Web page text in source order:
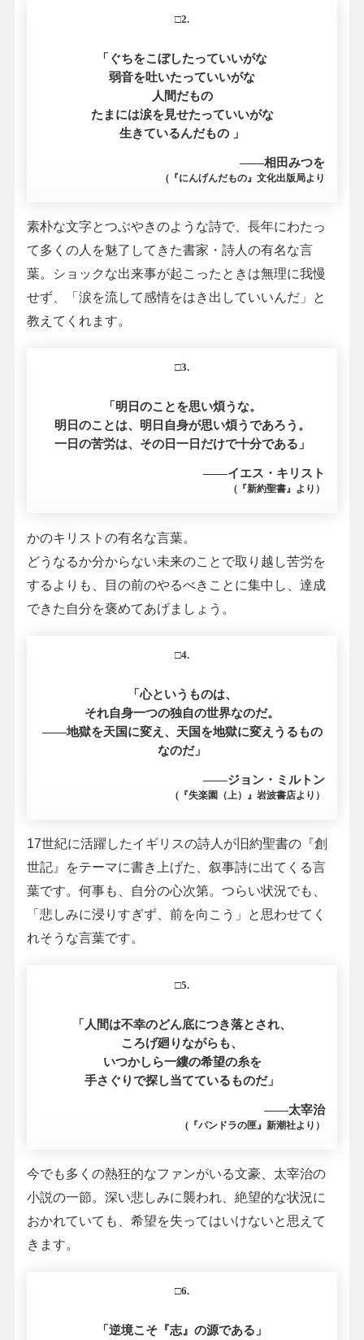
□2.
「ぐちをこぼしたっていいがな
弱音を吐いたっていいがな
人間だもの
たまには涙を見せたっていいがな
生きているんだもの 」
――相田みつを
(『にんげんだもの』文化出版局より
素朴な文字とつぶやきのような詩で、長年にわたっ
て多くの人を魅了してきた書家・詩人の有名な言
葉。ショックな出来事が起こったときは無理に我慢
せず、「涙を流して感情をはき出していいんだ」と
教えてくれます。
□3.
「明日のことを思い煩うな。
明日のことは、明日自身が思い煩うであろう。
一日の苦労は、その日一日だけで十分である」
――イエス・キリスト
(『新約聖書』より）
かのキリストの有名な言葉。
どうなるか分からない未来のことで取り越し苦労を
するよりも、目の前のやるべきことに集中し、達成
できた自分を褒めてあげましょう。
□4.
「心というものは、
それ自身一つの独自の世界なのだ。
――地獄を天国に変え、天国を地獄に変えうるもの
なのだ」
――ジョン・ミルトン
(『失楽園（上）』岩波書店より）
17世紀に活躍したイギリスの詩人が旧約聖書の『創
世記』をテーマに書き上げた、叙事詩に出てくる言
葉です。何事も、自分の心次第。つらい状況でも、
「悲しみに浸りすぎず、前を向こう」と思わせてく
れそうな言葉です。
□5.
「人間は不幸のどん底につき落とされ、
ころげ廻りながらも、
いつかしら一縷の希望の糸を
手さぐりで探し当てているものだ」
――太宰治
(『パンドラの匣』新潮社より）
今でも多くの熱狂的なファンがいる文豪、太宰治の
小説の一節。深い悲しみに襲われ、絶望的な状況に
おかれていても、希望を失ってはいけないと思えて
きます。
□6.
「逆境こそ『志』の源である」